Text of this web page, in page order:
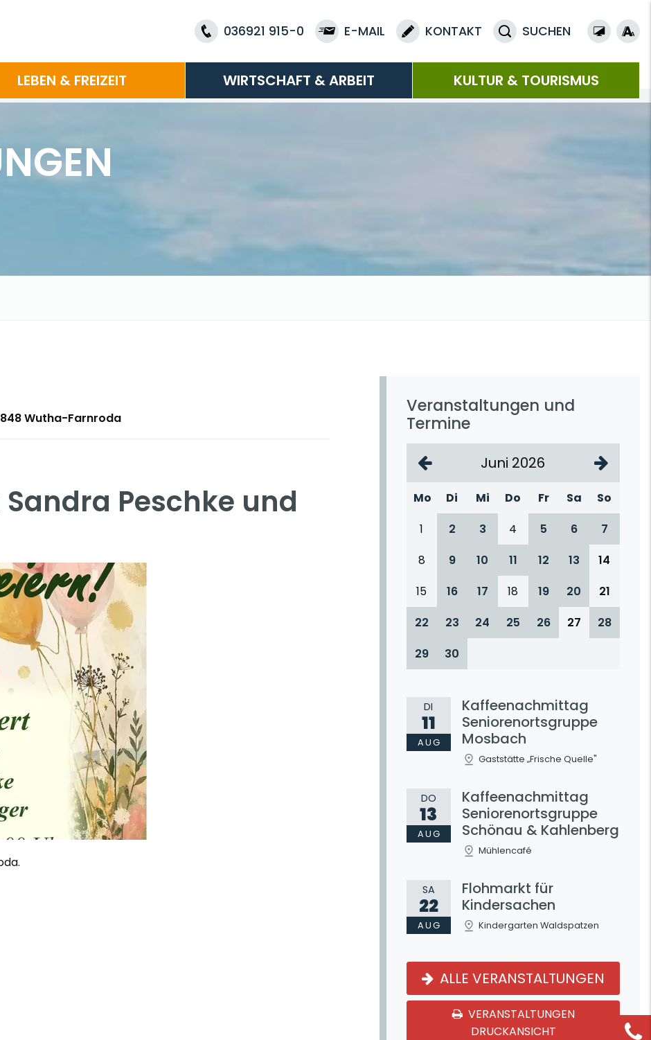
036921 915-0 E-MAIL KONTAKT SUCHEN
LEBEN & FREIZEIT WIRTSCHAFT & ARBEIT KULTUR & TOURISMUS
Wutha-Farnroda
Peschke und
Veranstaltungen und
Termine
Juni 2026
Mo Di Mi Do Fr Sa
So
1
2 3 4 5 6
7
8
9 10 11 12 13
14
15
16 17 18 19 20
21
22
23 24 25 26 27
28
29
30
DI
11
AUG
Kaffeenachmittag
Seniorenortsgruppe
Mosbach
Gaststätte „Frische Quelle"
DO
13
AUG
Kaffeenachmittag
Seniorenortsgruppe
Schönau & Kahlenberg
Mühlencafé
SA
22
AUG
Flohmarkt für
Kindersachen
Kindergarten Waldspatzen
ALLE VERANSTALTUNGEN
VERANSTALTUNGEN
DRUCKANSICHT